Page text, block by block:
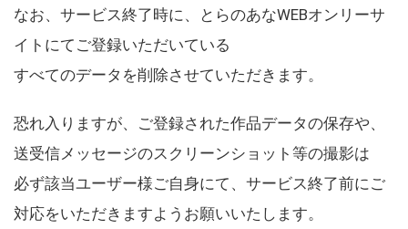
なお、サービス終了時に、とらのあなWEBオンリーサ
イトにてご登録いただいている
すべてのデータを削除させていただきます。
恐れ入りますが、ご登録された作品データの保存や、
送受信メッセージのスクリーンショット等の撮影は
必ず該当ユーザー様ご自身にて、サービス終了前にご
対応をいただきますようお願いいたします。